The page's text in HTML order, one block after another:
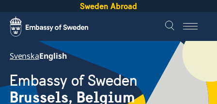
Sweden Abroad
SvenskaEnglish
Embassy of Sweden
Brussels, Belgium